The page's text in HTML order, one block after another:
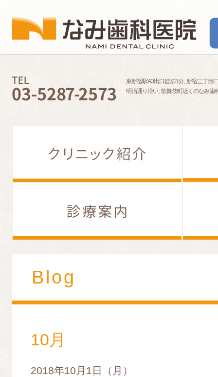
東新宿駅A3出口徒歩3分、 新宿三丁目
明治通り沿い、 歌舞伎町近くのなみ歯
Blog
10月
2018年10月1日（月）